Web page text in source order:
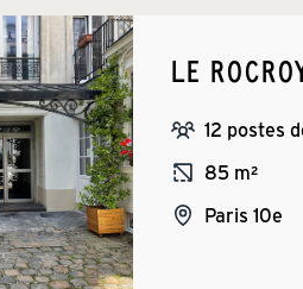
LE
12 postes
85 m²
Paris 10e